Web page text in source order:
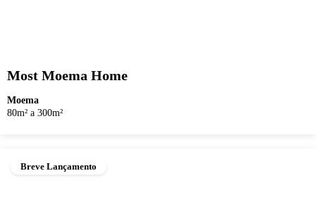
Most Moema Home
Moema
80m² a 300m²
Breve Lançamento